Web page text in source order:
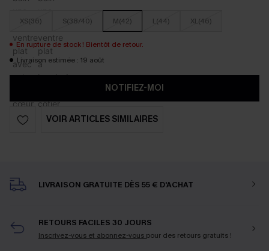
XS(36) S(38/40) M(42) L(44) XL(46)
En rupture de stock ! Bientôt de retour.
Livraison estimée : 19 août
NOTIFIEZ-MOI
VOIR ARTICLES SIMILAIRES
LIVRAISON GRATUITE DÈS 55 € D'ACHAT
RETOURS FACILES 30 JOURS
Inscrivez-vous et abonnez-vous pour des retours gratuits !